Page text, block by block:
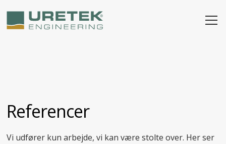
Referencer
Vi udfører kun arbejde, vi kan være stolte over. Her ser